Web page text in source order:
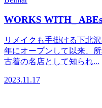
WORKS WITH_
リメイクも手掛ける下北
年にオープンして以来、
古着の名店として知られ...
2023.11.17